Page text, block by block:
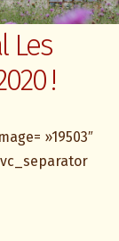
Les
!
»19503″